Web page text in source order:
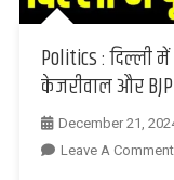
Politics : दिल्ली
केजरीवाल और
December 21,
Leave A Comment